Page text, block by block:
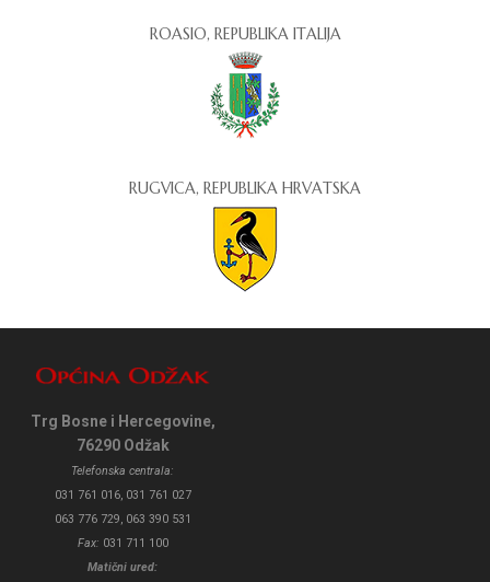
ROASIO, REPUBLIKA ITALIJA
RUGVICA, REPUBLIKA HRVATSKA
Trg Bosne i Hercegovine,
76290 Odžak
Telefonska centrala:
031 761 016, 031 761 027
063 776 729, 063 390 531
Fax: 031 711 100
Matični ured: